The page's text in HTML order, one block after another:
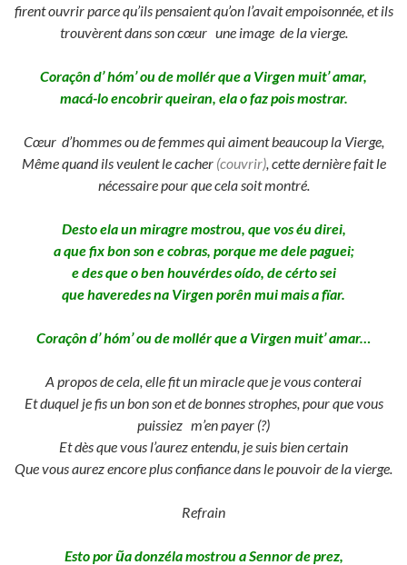
firent ouvrir parce qu’ils pensaient qu’on l’avait empoisonnée, et ils
trouvèrent dans son cœur une image de la vierge.
Coraçôn d’ hóm’ ou de mollér que a Virgen muit’ amar,
macá-lo encobrir queiran, ela o faz pois mostrar.
Cœurd’hommes ou de femmes qui aiment beaucoup la Vierge,
Même quand ils veulent le cacher (couvrir), cette dernière fait le
nécessaire pour que cela soit montré.
Desto ela un miragre mostrou, que vos éu direi,
a que fix bon son e cobras, porque me dele paguei;
e des que o ben houvérdes oído, de cérto sei
que haveredes na Virgen porên mui mais a fïar.
Coraçôn d’ hóm’ ou de mollér que a Virgen muit’ amar…
A propos de cela, elle fit un miracle que je vous conterai
Et duquel je fis un bon son et de bonnes strophes, pour que vous
puissiez m’en payer (?)
Et dès que vous l’aurez entendu, je suis bien certain
Que vous aurez encore plus confiance dans le pouvoir de la vierge.
Refrain
Esto por ũa donzéla mostrou a Sennor de prez,